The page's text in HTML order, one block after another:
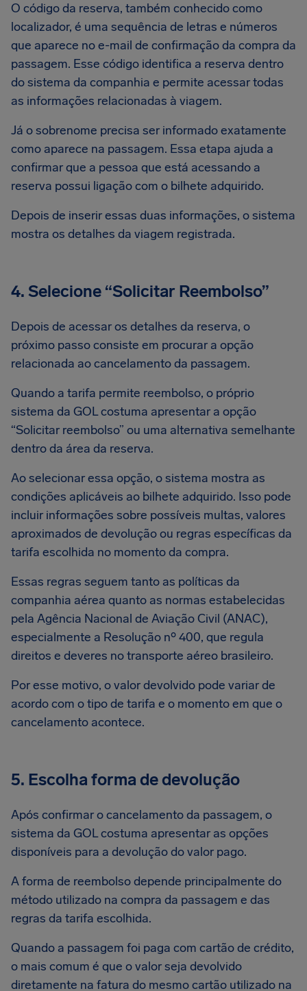
O código da reserva, também conhecido como
localizador, é uma sequência de letras e números
que aparece no e-mail de confirmação da compra da
passagem. Esse código identifica a reserva dentro
do sistema da companhia e permite acessar todas
as informações relacionadas à viagem.
Já o sobrenome precisa ser informado exatamente
como aparece na passagem. Essa etapa ajuda a
confirmar que a pessoa que está acessando a
reserva possui ligação com o bilhete adquirido.
Depois de inserir essas duas informações, o sistema
mostra os detalhes da viagem registrada.
4. Selecione “Solicitar Reembolso”
Depois de acessar os detalhes da reserva, o
próximo passo consiste em procurar a opção
relacionada ao cancelamento da passagem.
Quando a tarifa permite reembolso, o próprio
sistema da GOL costuma apresentar a opção
“Solicitar reembolso” ou uma alternativa semelhante
dentro da área da reserva.
Ao selecionar essa opção, o sistema mostra as
condições aplicáveis ao bilhete adquirido. Isso pode
incluir informações sobre possíveis multas, valores
aproximados de devolução ou regras específicas da
tarifa escolhida no momento da compra.
Essas regras seguem tanto as políticas da
companhia aérea quanto as normas estabelecidas
pela Agência Nacional de Aviação Civil (ANAC),
especialmente a Resolução nº 400, que regula
direitos e deveres no transporte aéreo brasileiro.
Por esse motivo, o valor devolvido pode variar de
acordo com o tipo de tarifa e o momento em que o
cancelamento acontece.
5. Escolha forma de devolução
Após confirmar o cancelamento da passagem, o
sistema da GOL costuma apresentar as opções
disponíveis para a devolução do valor pago.
A forma de reembolso depende principalmente do
método utilizado na compra da passagem e das
regras da tarifa escolhida.
Quando a passagem foi paga com cartão de crédito,
o mais comum é que o valor seja devolvido
diretamente na fatura do mesmo cartão utilizado na